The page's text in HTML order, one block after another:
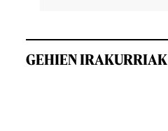
GEHIEN IRAKURRIAK